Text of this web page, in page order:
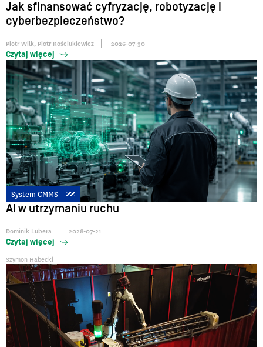
Jak sfinansować cyfryzację, robotyzację i
cyberbezpieczeństwo?
Piotr Wilk, Piotr Kościukiewicz 2026-07-30
Czytaj więcej
System CMMS
AI w utrzymaniu ruchu
Dominik Lubera 2026-07-21
Czytaj więcej
Szymon Habecki